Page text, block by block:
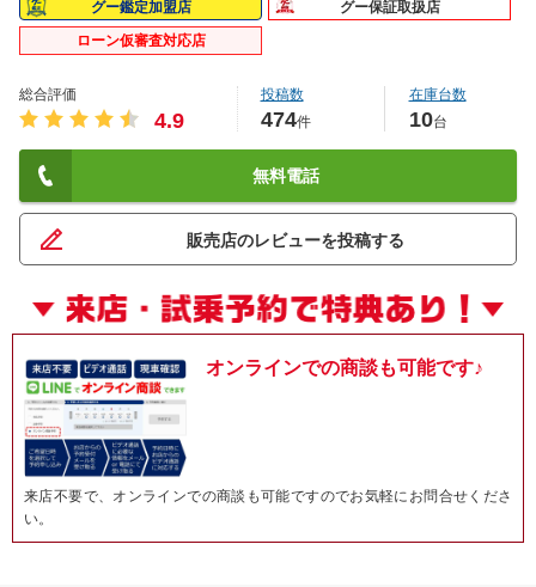
グー鑑定加盟店
グー保証取扱店
ローン仮審査対応店
総合評価
4.9
投稿数
474件
在庫台数
10台
無料電話
販売店のレビューを投稿する
オンラインでの商談も可能です♪
来店不要で、オンラインでの商談も可能ですのでお気軽にお問合せくださ
い。